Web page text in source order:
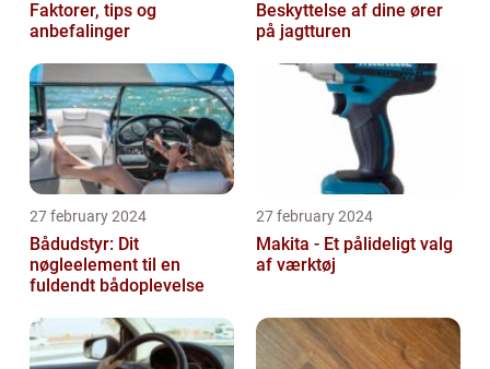
Faktorer, tips og
anbefalinger
Beskyttelse af dine ører
på jagtturen
27 february 2024
Bådudstyr: Dit
nøgleelement til en
fuldendt bådoplevelse
27 february 2024
Makita - Et pålideligt valg
af værktøj